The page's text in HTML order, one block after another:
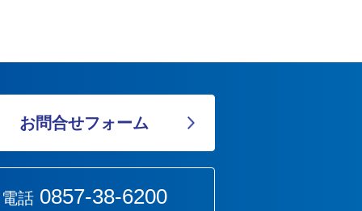
お問合せフォーム
電話0857-38-6200